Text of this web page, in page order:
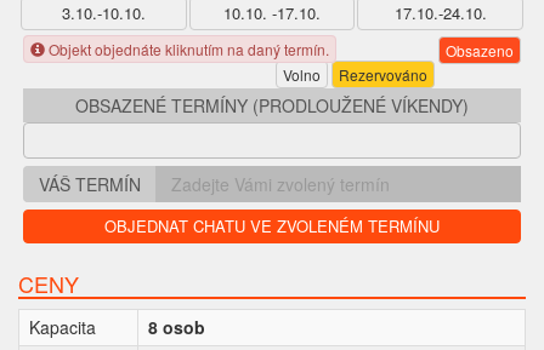
3.10.-10.10.
10.10. -17.10. 17.10.-24.10.
Objekt objednáte kliknutím na daný termín.
Obsazeno
Rezervováno
Volno
OBSAZENÉ TERMÍNY (PRODLOUŽENÉ VÍKENDY)
VÁŠ TERMÍN
OBJEDNAT CHATU VE ZVOLENÉM TERMÍNU
CENY
Kapacita
8 osob